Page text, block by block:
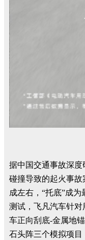
据中国交通事故深
碰撞导致的起火事
成左右，“托底”成
测试，飞凡汽车针
车正向刮底-金属地
石头阵三个模拟项目